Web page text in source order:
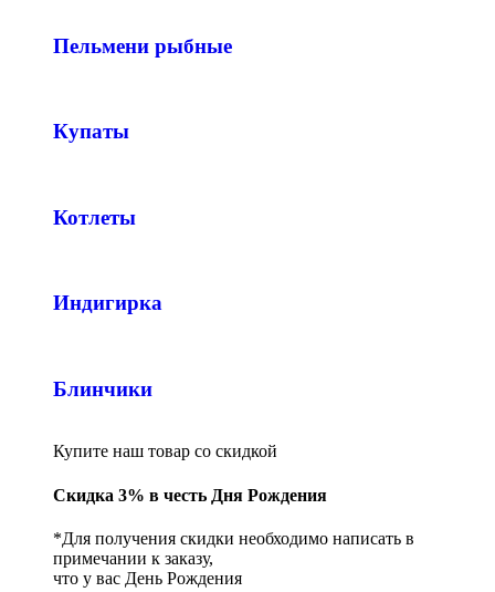
Пельмени рыбные
Купаты
Котлеты
Индигирка
Блинчики
Купите наш товар со скидкой
Скидка 3% в честь Дня Рождения
*Для получения скидки необходимо написать в
примечании к заказу,
что у вас День Рождения